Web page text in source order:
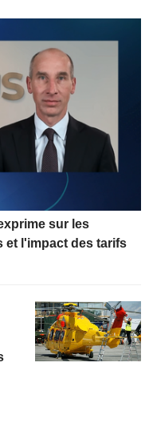
sur les
et l'impact des tarifs